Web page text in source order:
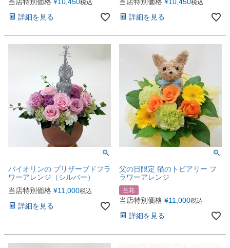
税込
詳細を見る
税込
詳細を見る
バイオリンの プリザーブドフラ
ワーアレンジ（シルバー）
当店特別価格 ¥11,000税込
詳細を見る
父の日限定 猫のトピアリー フ
ラワーアレンジ
生花
当店特別価格 ¥11,000税込
詳細を見る